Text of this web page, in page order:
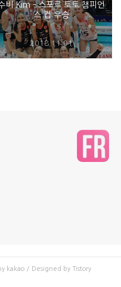
비 Kim - 스포르 토토 챔피언
스 컵 우승
2018.11.01
kakao / Designed by Tistory